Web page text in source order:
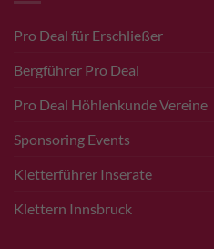
Pro Deal für Erschließer
Bergführer Pro Deal
Pro Deal Höhlenkunde Vereine
Sponsoring Events
Kletterführer Inserate
Klettern Innsbruck